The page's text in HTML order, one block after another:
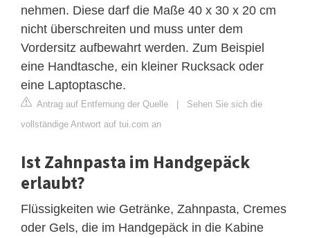
nehmen. Diese darf die Maße 40 x 30 x 20 cm
nicht überschreiten und muss unter dem
Vordersitz aufbewahrt werden. Zum Beispiel
eine Handtasche, ein kleiner Rucksack oder
eine Laptoptasche.
Antrag auf Entfernung der Quelle | Sehen Sie sich die
vollständige Antwort auf tui.com an
Ist Zahnpasta im Handgepäck
erlaubt?
Flüssigkeiten wie Getränke, Zahnpasta, Cremes
oder Gels, die im Handgepäck in die Kabine